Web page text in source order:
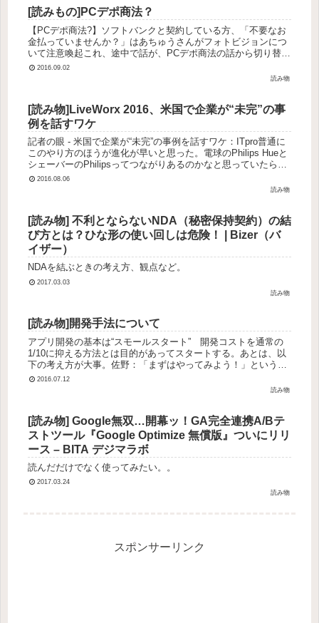
[読みもの]PCデポ商法？
【PCデポ商法?】ソフトバンクと契約している方、「不要なお
金払っていませんか？」はあちゅうさんがフォトビジョンにつ
いて注意喚起これ、途中で話が、PCデポ商法の話から切り替わ
っている気がする。フォトビジョンの話は、数年前に流行っ
2016.09.02
読み物
[読み物]LiveWorx 2016、米国で企業が“未完”の事
例を話すワケ
記者の眼 - 米国で企業が“未完”の事例を話すワケ：ITpro普通に
このやり方のほうが進化が早いと思った。電球のPhilips Hueと
シェーバーのPhilipsってつながりあるのかなと思っていたら、
同じ企業っぽい。
2016.08.06
読み物
[読み物] 不利とならないNDA（秘密保持契約）の結
び方とは？ひな形の使い回しは危険！ | Bizer（バ
イザー）
NDAを結ぶときの考え方、観点など。
2017.03.03
読み物
[読み物]開発手法について
アプリ開発の基本は“スモールスタート” 開発コストを通常の
1/10に抑える方法とは目的があってスタートする。あとは、以
下の考え方が大事。佐野：「まずはやってみよう！」という感
じで進めるのがよいと思います。基本的な機能と最低限必要な
2016.07.12
読み物
[読み物] Google無双…開幕ッ！GA完全連携A/Bテ
ストツール『Google Optimize 無償版』ついにリリ
ース – BITA デジマラボ
読んだだけでなく使ってみたい。。
2017.03.24
読み物
スポンサーリンク